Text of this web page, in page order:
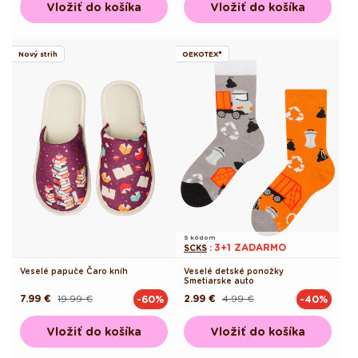
Vložiť do košíka Vložiť do košíka
Nový strih
Veselé papuče Čaro kníh
Pôvodná19.99 €
Akciová
7.99 € -60%
Vložiť do košíka
OEKOTEX®
S kódom
SCKS : 3+1 ZADARMO
Veselé detské ponožky
Smetiarske auto
Pôvodná4.99 €
Akciová
2.99 € -40%
Vložiť do košíka